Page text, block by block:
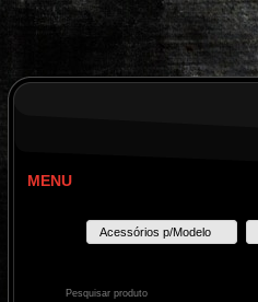
MENU
Acessórios p/Modelo